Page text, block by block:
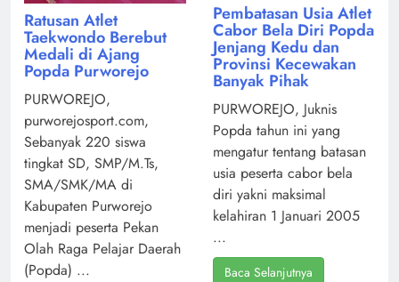
Ratusan Atlet
Taekwondo Berebut
Medali di Ajang
Popda Purworejo
PURWOREJO,
purworejosport.com,
Sebanyak 220 siswa
tingkat SD, SMP/M.Ts,
SMA/SMK/MA di
Kabupaten Purworejo
menjadi peserta Pekan
Olah Raga Pelajar Daerah
(Popda) ...
Pembatasan Usia Atlet
Cabor Bela Diri Popda
Jenjang Kedu dan
Provinsi Kecewakan
Banyak Pihak
PURWOREJO, Juknis
Popda tahun ini yang
mengatur tentang batasan
usia peserta cabor bela
diri yakni maksimal
kelahiran 1 Januari 2005
...
Baca Selanjutnya